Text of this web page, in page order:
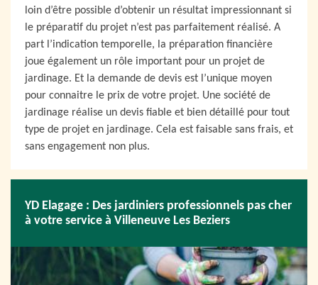
loin d’être possible d’obtenir un résultat impressionnant si
le préparatif du projet n’est pas parfaitement réalisé. A
part l’indication temporelle, la préparation financière
joue également un rôle important pour un projet de
jardinage. Et la demande de devis est l’unique moyen
pour connaitre le prix de votre projet. Une société de
jardinage réalise un devis fiable et bien détaillé pour tout
type de projet en jardinage. Cela est faisable sans frais, et
sans engagement non plus.
YD Elagage : Des jardiniers professionnels pas cher
à votre service à Villeneuve Les Beziers